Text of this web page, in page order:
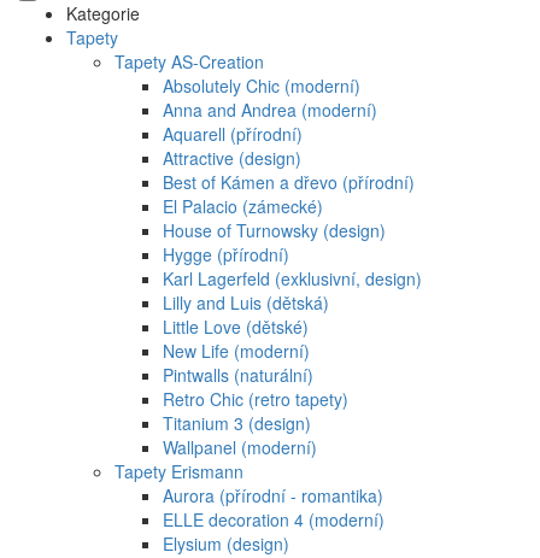
Kategorie
Tapety
Tapety AS-Creation
Absolutely Chic (moderní)
Anna and Andrea (moderní)
Aquarell (přírodní)
Attractive (design)
Best of Kámen a dřevo (přírodní)
El Palacio (zámecké)
House of Turnowsky (design)
Hygge (přírodní)
Karl Lagerfeld (exklusivní, design)
Lilly and Luis (dětská)
Little Love (dětské)
New Life (moderní)
Pintwalls (naturální)
Retro Chic (retro tapety)
Titanium 3 (design)
Wallpanel (moderní)
Tapety Erismann
Aurora (přírodní - romantika)
ELLE decoration 4 (moderní)
Elysium (design)